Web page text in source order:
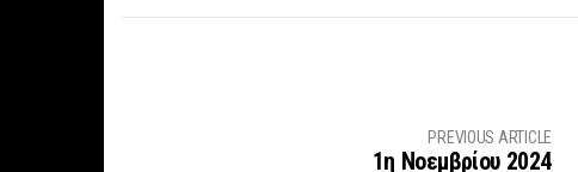
PREVIOUS ARTICLE
1η Νοεμβρίου 2024